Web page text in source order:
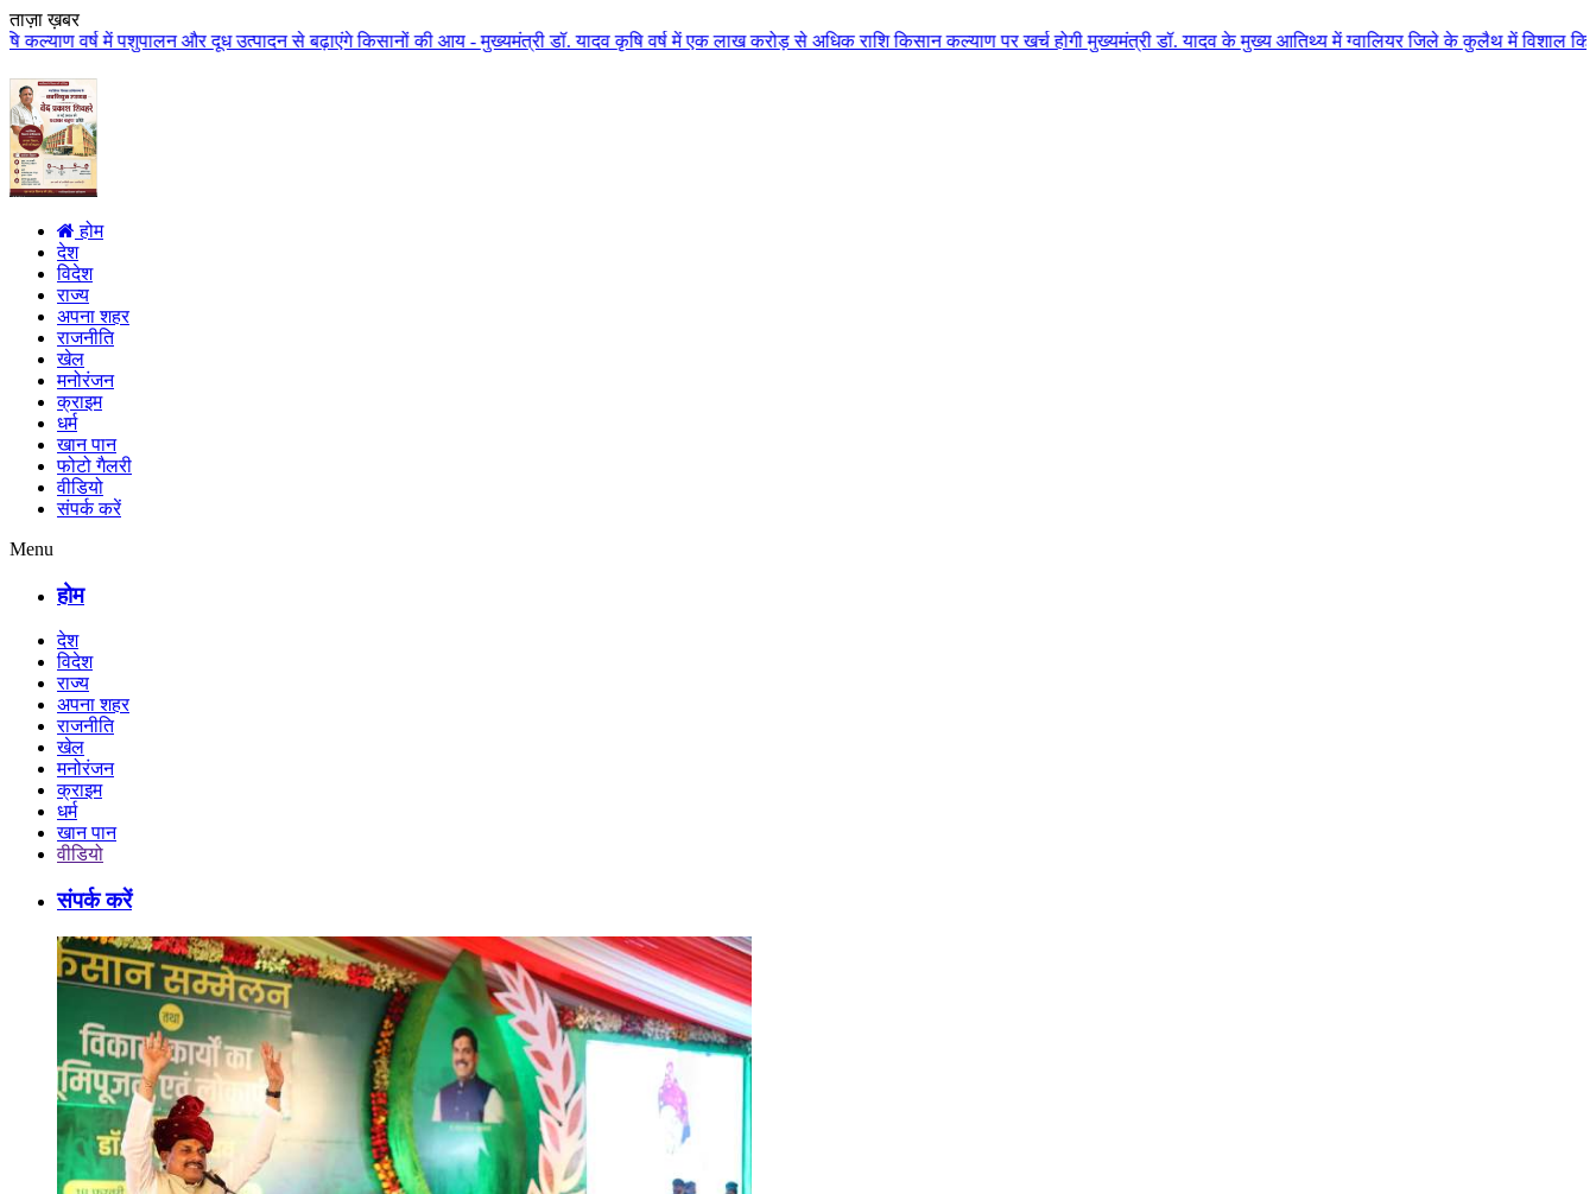
ताज़ा ख़बर
और दूध उत्पादन से बढ़ाएंगे किसानों की आय - मुख्यमंत्री डॉ. यादव कृषि वर्ष में एक लाख करोड़ से अधिक राशि किसान कल्याण पर खर्च होगी मुख्यमंत्री डॉ. यादव के मुख्य आतिथ्य में ग्वालियर जिले के कुलैथ में विशाल किसान सम्मेलन
होम
देश
विदेश
राज्य
अपना शहर
राजनीति
खेल
मनोरंजन
क्राइम
धर्म
खान पान
फोटो गैलरी
वीडियो
संपर्क करें
Menu
होम
देश
विदेश
राज्य
अपना शहर
राजनीति
खेल
मनोरंजन
क्राइम
धर्म
खान पान
वीडियो
संपर्क करें